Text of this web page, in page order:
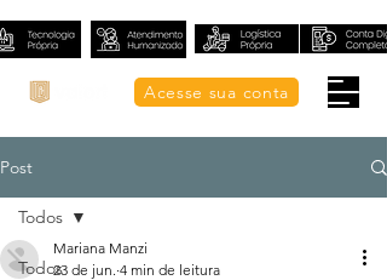
Acesse sua conta
Post
Todos
Todos
Mariana Manzi
23 de jun. 4 min de leitura